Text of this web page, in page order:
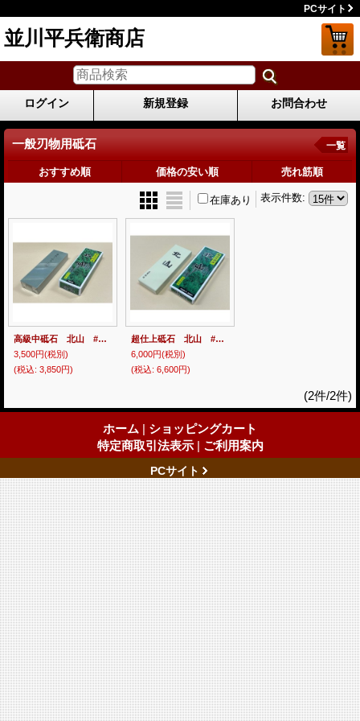
PCサイト
並川平兵衛商店
ログイン 新規登録 お問合わせ
一般刃物用砥石 一覧
おすすめ順 価格の安い順 売れ筋順
表示件数:
在庫あり
高級中砥石 北山 #1000 台無し
3,500円(税別)
(税込: 3,850円)
超仕上砥石 北山 #8000 台無し
6,000円(税別)
(税込: 6,600円)
(2件/2件)
ホーム | ショッピングカート
特定商取引法表示 | ご利用案内
PCサイト